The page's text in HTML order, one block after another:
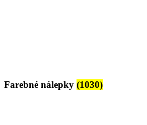
Farebné nálepky (1030)